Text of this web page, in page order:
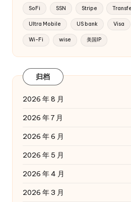
SoFi SSN Stripe
Ultra Mobile US bank Visa
Wi-Fi wise 美国IP
归档
2026 年 8 月
2026 年 7 月
2026 年 6 月
2026 年 5 月
2026 年 4 月
2026 年 3 月